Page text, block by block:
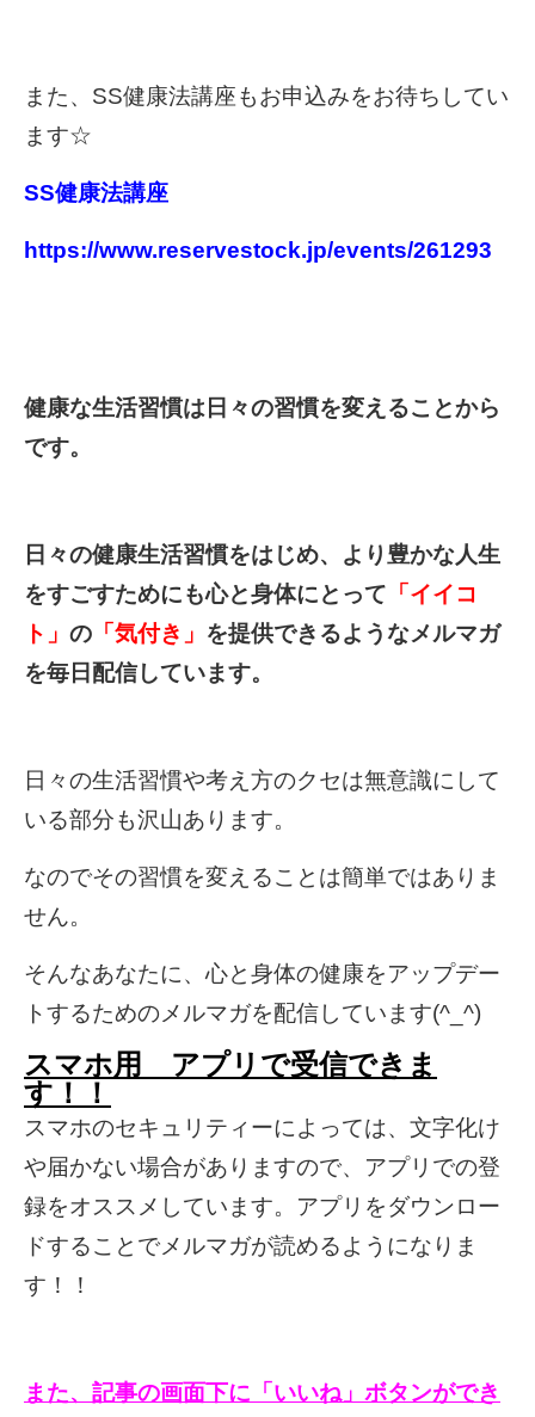
また、SS健康法講座もお申込みをお待ちしてい
ます☆
SS健康法講座
https://www.reservestock.jp/events/261293
健康な生活習慣は日々の習慣を変えることから
です。
日々の健康生活習慣をはじめ、より豊かな人生
をすごすためにも心と身体にとって 「イイコ
ト」 の 「気付き」 を提供できるようなメルマガ
を毎日配信しています。
日々の生活習慣や考え方のクセは無意識にして
いる部分も沢山あります。
なのでその習慣を変えることは簡単ではありま
せん。
そんなあなたに、心と身体の健康をアップデー
トするためのメルマガを配信しています(^_^)
スマホ用 アプリで受信できま
す！！
スマホのセキュリティーによっては、文字化け
や届かない場合がありますので、アプリでの登
録をオススメしています。アプリをダウンロー
ドすることでメルマガが読めるようになりま
す！！
また、記事の画面下に「いいね」ボタンができ